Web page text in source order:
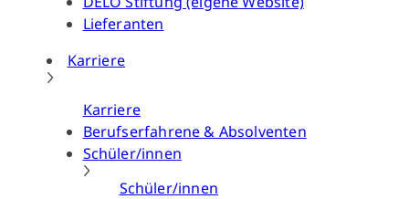
Lieferanten
Karriere
Karriere
Berufserfahrene & Absolventen
Schüler/innen
Schüler/innen